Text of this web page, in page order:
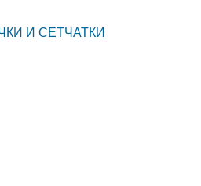
И СЕТЧАТКИ